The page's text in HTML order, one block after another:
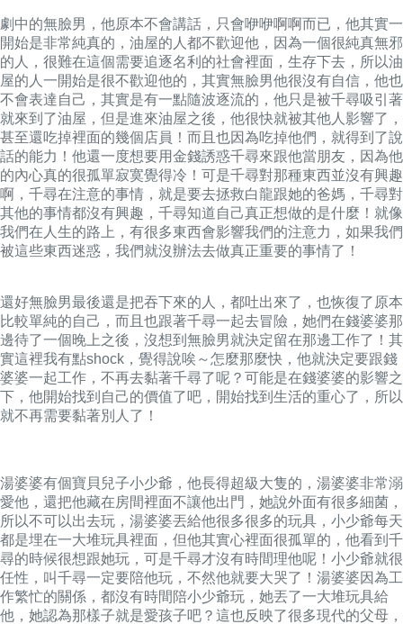
劇中的無臉男，他原本不會講話，只會咿咿啊啊而已，他其實一
開始是非常純真的，油屋的人都不歡迎他，因為一個很純真無邪
的人，很難在這個需要追逐名利的社會裡面，生存下去，所以油
屋的人一開始是很不歡迎他的，其實無臉男他很沒有自信，他也
不會表達自己，其實是有一點隨波逐流的，他只是被千尋吸引著
就來到了油屋，但是進來油屋之後，他很快就被其他人影響了，
甚至還吃掉裡面的幾個店員！而且也因為吃掉他們，就得到了說
話的能力！他還一度想要用金錢誘惑千尋來跟他當朋友，因為他
的內心真的很孤單寂寞覺得冷！可是千尋對那種東西並沒有興趣
啊，千尋在注意的事情，就是要去拯救白龍跟她的爸媽，千尋對
其他的事情都沒有興趣，千尋知道自己真正想做的是什麼！ 就像
我們在人生的路上，有很多東西會影響我們的注意力，如果我們
被這些東西迷惑，我們就沒辦法去做真正重要的事情了！
還好無臉男最後還是把吞下來的人，都吐出來了，也恢復了原本
比較單純的自己，而且也跟著千尋一起去冒險，她們在錢婆婆那
邊待了一個晚上之後，沒想到無臉男就決定留在那邊工作了！其
實這裡我有點shock，覺得說唉～怎麼那麼快，他就決定要跟錢
婆婆一起工作，不再去黏著千尋了呢？可能是在錢婆婆的影響之
下，他開始找到自己的價值了吧，開始找到生活的重心了，所以
就不再需要黏著別人了！
湯婆婆有個寶貝兒子小少爺，他長得超級大隻的，湯婆婆非常溺
愛他，還把他藏在房間裡面不讓他出門，她說外面有很多細菌，
所以不可以出去玩，湯婆婆丟給他很多很多的玩具，小少爺每天
都是埋在一大堆玩具裡面，但他其實心裡面很孤單的，他看到千
尋的時候很想跟她玩，可是千尋才沒有時間理他呢！小少爺就很
任性，叫千尋一定要陪他玩，不然他就要大哭了！湯婆婆因為工
作繁忙的關係，都沒有時間陪小少爺玩，她丟了一大堆玩具給
他，她認為那樣子就是愛孩子吧？這也反映了很多現代的父母，